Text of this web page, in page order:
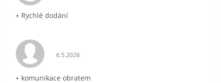
+ Rychlé dodání
Hodnocení obchodu je 5 z 5 hvězdiček.
6.5.2026
+ komunikace obratem